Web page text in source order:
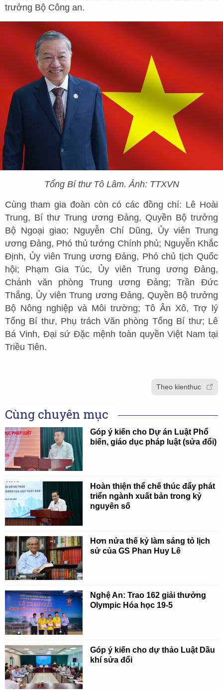
trưởng Bộ Công an.
Tổng Bí thư Tô Lâm. Ảnh: TTXVN
Cùng tham gia đoàn còn có các đồng chí: Lê Hoài
Trung, Bí thư Trung ương Đảng, Quyền Bộ trưởng
Bộ Ngoại giao; Nguyễn Chí Dũng, Ủy viên Trung
ương Đảng, Phó thủ tướng Chính phủ; Nguyễn Khắc
Định, Ủy viên Trung ương Đảng, Phó chủ tịch Quốc
hội; Phạm Gia Túc, Ủy viên Trung ương Đảng,
Chánh văn phòng Trung ương Đảng; Trần Đức
Thắng, Ủy viên Trung ương Đảng, Quyền Bộ trưởng
Bộ Nông nghiệp và Môi trường; Tô Ân Xô, Trợ lý
Tổng Bí thư, Phụ trách Văn phòng Tổng Bí thư; Lê
Bá Vinh, Đại sứ Đặc mệnh toàn quyền Việt Nam tại
Triều Tiên.
Theo kienthuc
Cùng chuyên mục
Góp ý kiến cho Dự án Luật Phổ
biến, giáo dục pháp luật (sửa đổi)
Hoàn thiện thể chế thúc đẩy phát
triển ngành xuất bản trong kỷ
nguyên số
Hơn nửa thế kỷ làm sáng tỏ lịch
sử của GS Phan Huy Lê
Nghệ An: Trao 162 giải thưởng
Olympic Hóa học 19-5
Góp ý kiến cho dự thảo Luật Dầu
khí sửa đổi